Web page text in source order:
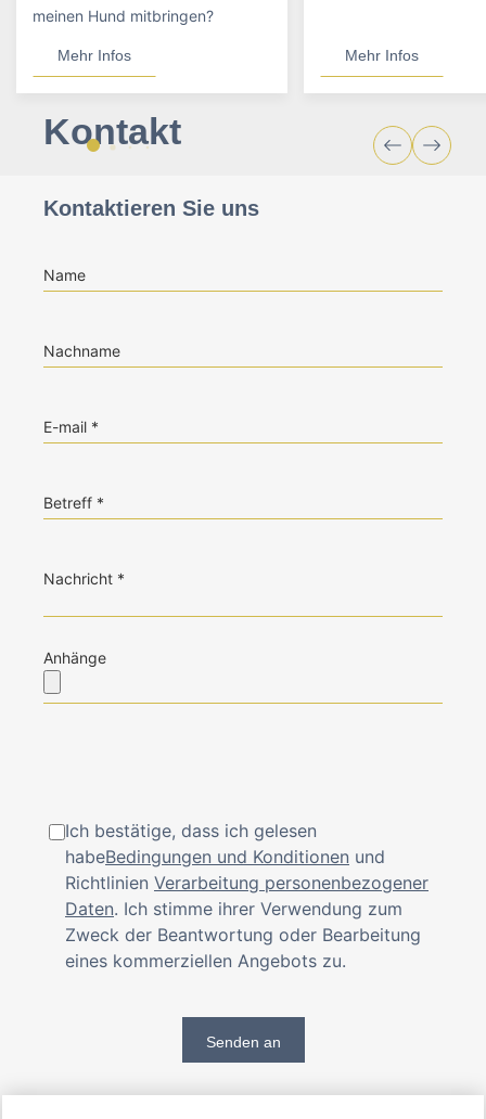
meinen Hund mitbringen?
Mehr Infos Mehr Infos
Kontakt
Kontaktieren Sie uns
Name
Nachname
E-mail
Betreff
Nachricht
Anhänge
Ich bestätige, dass ich gelesen
habeBedingungen und Konditionen und
Richtlinien Verarbeitung personenbezogener
Daten. Ich stimme ihrer Verwendung zum
Zweck der Beantwortung oder Bearbeitung
eines kommerziellen Angebots zu.
Senden an